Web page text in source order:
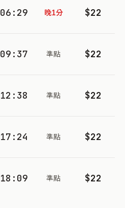
06:29 晚1分 $22
09:37 準點 $22
12:38 準點 $22
17:24 準點 $22
18:09 準點 $22